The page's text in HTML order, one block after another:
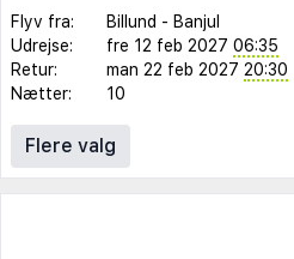
Flyv fra: Billund - Banjul
Udrejse:
fre 12 feb 2027 06:35
Retur:
man 22 feb 2027 20:30
Nætter:
10
Flere valg